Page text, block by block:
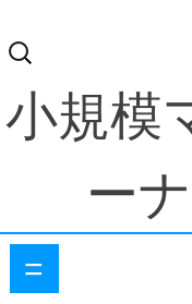
検
索:
小規模
ー
=